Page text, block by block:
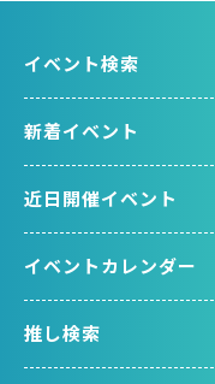
イベント検索
新着イベント
近日開催イベント
イベントカレンダー
推し検索